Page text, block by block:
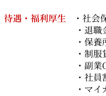
待遇・福利厚生
・社会
・退
・保養
・制服
・副
・社員
・マ